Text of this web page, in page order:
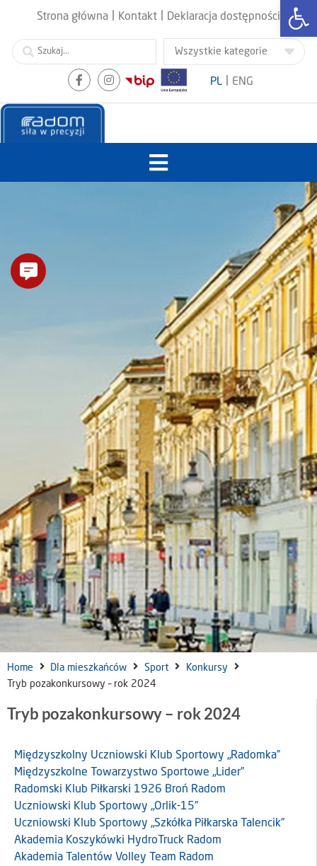
Strona główna Kontakt Deklaracja dostępności
PL ENG
Home Dla mieszkańców Sport
Konkursy
Tryb pozakonkursowy – rok 2024
Tryb pozakonkursowy – rok 2024
Międzyszkolny Uczniowski Klub Sportowy „Radomka”
Międzyszkolne Towarzystwo Sportowe „Lider”
Radomski Klub Piłkarski 1926 Broń Radom
Uczniowski Klub Sportowy „Orlik-15”
Uczniowski Klub Sportowy „Szkółka Piłkarska Talencik”
Akademia Koszykówki HydroTruck Radom
Akademia Talentów Volley Team Radom